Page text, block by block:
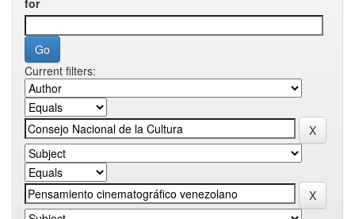
for
Current filters: